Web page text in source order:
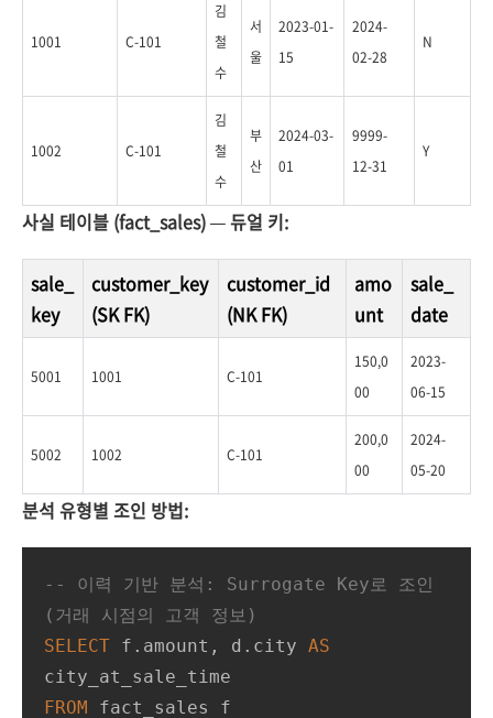
1001 C-101
김
철
수
서
울
2023-01-
15
2024-
02-28
N
1002 C-101
김
철
수
부
산
2024-03-
01
9999-
12-31
Y
사실 테이블 (fact_sales) — 듀얼 키:
sale_
key
customer_key
(SK FK)
customer_id
(NK FK)
amo
unt
sale_
date
5001 1001 C-101
150,0
00
2023-
06-15
5002 1002 C-101
200,0
00
2024-
05-20
분석 유형별 조인 방법:
-- 이력 기반 분석: Surrogate Key로 조인
(거래 시점의 고객 정보)
SELECT f.amount, d.city AS
FROM